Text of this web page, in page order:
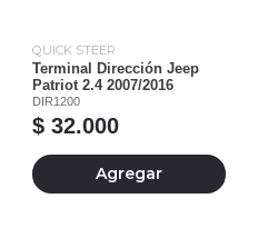
QUICK STEER
Terminal Dirección Jeep
Patriot 2.4 2007/2016
DIR1200
$ 32.000
Agregar